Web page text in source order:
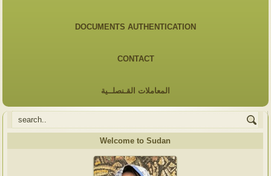
DOCUMENTS AUTHENTICATION
CONTACT
المعاملات القـنصلــية
Welcome to Sudan